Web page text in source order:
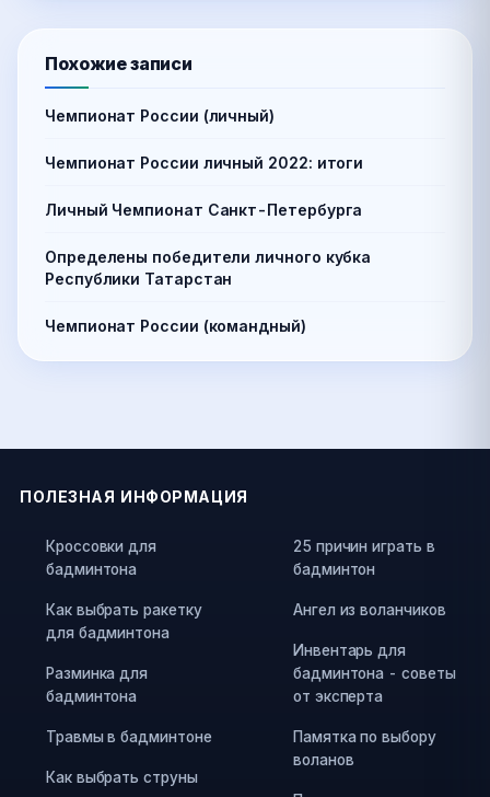
Похожие записи
Чемпионат России (личный)
Чемпионат России личный 2022: итоги
Личный Чемпионат Санкт-Петербурга
Определены победители личного кубка
Республики Татарстан
Чемпионат России (командный)
ПОЛЕЗНАЯ ИНФОРМАЦИЯ
Кроссовки для
бадминтона
Как выбрать ракетку
для бадминтона
Разминка для
бадминтона
Травмы в бадминтоне
Как выбрать струны
25 причин играть в
бадминтон
Ангел из воланчиков
Инвентарь для
бадминтона - советы
от эксперта
Памятка по выбору
воланов